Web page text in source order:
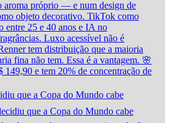
que a Copa do Mundo cabe